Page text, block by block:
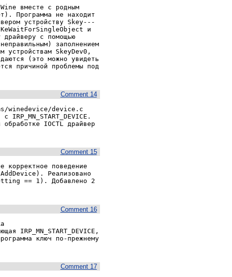
вместе с родным
Программа не находит
устройству Skey---
и
с помощью
заполнением
устройствам SkeyDev0,
(это можно увидеть
причиной проблемы под
Comment 14
winedevice/device.c
IOCTL драйвер
Comment 15
поведение
Реализовано
== 1). Добавлено 2
Comment 16
IRP_MN_START_DEVICE,
ключ по-прежнему
Comment 17